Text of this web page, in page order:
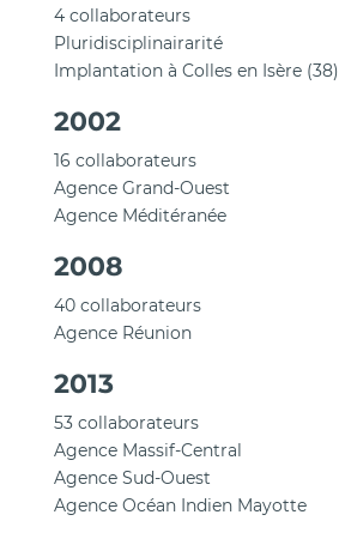
4 collaborateurs
Pluridisciplinairarité
Implantation à Colles en Isère (38)
2002
16 collaborateurs
Agence Grand-Ouest
Agence Méditéranée
2008
40 collaborateurs
Agence Réunion
2013
53 collaborateurs
Agence Massif-Central
Agence Sud-Ouest
Agence Océan Indien Mayotte